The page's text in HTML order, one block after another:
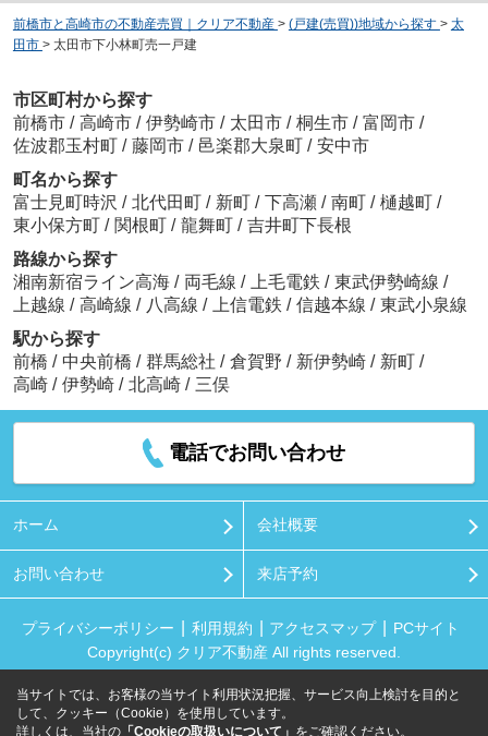
前橋市と高崎市の不動産売買｜クリア不動産 > (戸建(売買))地域から探す > 太
田市 > 太田市下小林町売一戸建
市区町村から探す
前橋市 / 高崎市 / 伊勢崎市 / 太田市 / 桐生市 / 富岡市 /
佐波郡玉村町 / 藤岡市 / 邑楽郡大泉町 / 安中市
町名から探す
富士見町時沢 / 北代田町 / 新町 / 下高瀬 / 南町 / 樋越町 /
東小保方町 / 関根町 / 龍舞町 / 吉井町下長根
路線から探す
湘南新宿ライン高海 / 両毛線 / 上毛電鉄 / 東武伊勢崎線 /
上越線 / 高崎線 / 八高線 / 上信電鉄 / 信越本線 / 東武小泉線
駅から探す
前橋 / 中央前橋 / 群馬総社 / 倉賀野 / 新伊勢崎 / 新町 /
高崎 / 伊勢崎 / 北高崎 / 三俣
電話でお問い合わせ
ホーム 会社概要
お問い合わせ 来店予約
プライバシーポリシー 利用規約 アクセスマップ
PCサイト
Copyright(c) クリア不動産 All rights reserved.
当サイトでは、お客様の当サイト利用状況把握、サービス向上検討を目的と
して、クッキー（Cookie）を使用しています。
詳しくは、当社の 「Cookieの取扱いについて」 をご確認ください。